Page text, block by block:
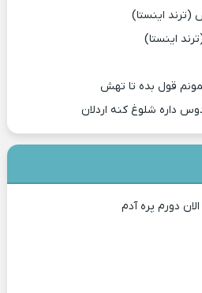
(ترند اینستا)
اینستا)
قول بده تا تهش
داره شلوغ کنه اردلان
دورم پره آدم